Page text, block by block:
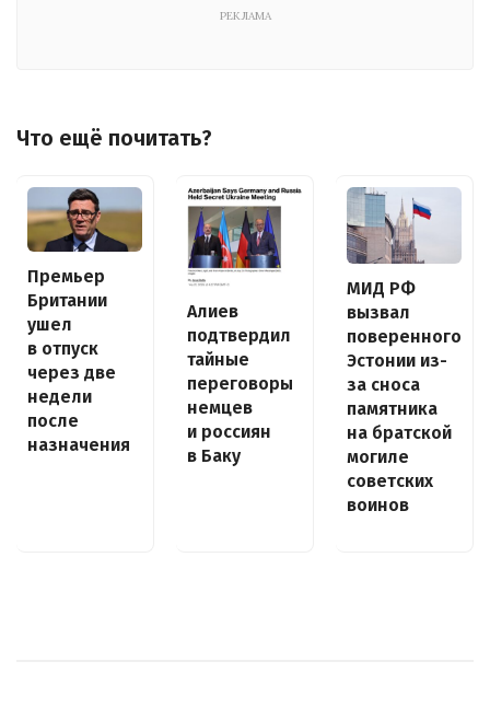
РЕКЛАМА
Что ещё почитать?
Премьер
Британии
ушел
в отпуск
через две
недели
после
назначения
Алиев
подтвердил
тайные
переговоры
немцев
и россиян
в Баку
МИД РФ
вызвал
поверенного
Эстонии из-
за сноса
памятника
на братской
могиле
советских
воинов